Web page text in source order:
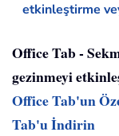
etkinleştirme
Office Tab -
gezinmeyi
Office Tab'un
Tab'u İndirin